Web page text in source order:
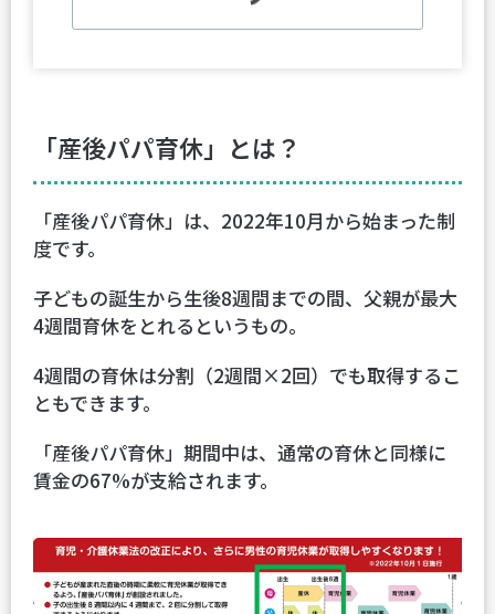
「産後パパ育休」とは？
「産後パパ育休」は、2022年10月から始まった制
度です。
子どもの誕生から生後8週間までの間、父親が最大
4週間育休をとれるというもの。
4週間の育休は分割（2週間×2回）でも取得するこ
ともできます。
「産後パパ育休」期間中は、通常の育休と同様に
賃金の67%が支給されます。